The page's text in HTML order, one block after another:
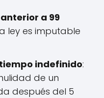
a 99
ley es imputable
indefinido:
de un
después del 5